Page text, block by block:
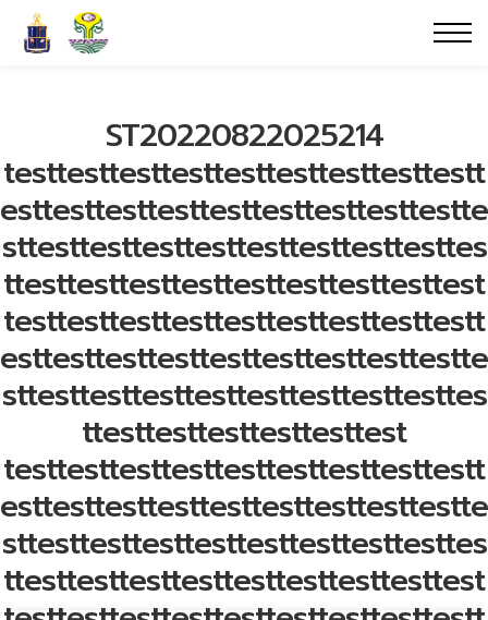
ST20220822025214
testtesttesttesttesttesttesttesttestt
esttesttesttesttesttesttesttesttestte
sttesttesttesttesttesttesttesttesttes
ttesttesttesttesttesttesttesttesttest
testtesttesttesttesttesttesttesttestt
esttesttesttesttesttesttesttesttestte
sttesttesttesttesttesttesttesttesttes
ttesttesttesttesttesttest
testtesttesttesttesttesttesttesttestt
esttesttesttesttesttesttesttesttestte
sttesttesttesttesttesttesttesttesttes
ttesttesttesttesttesttesttesttesttest